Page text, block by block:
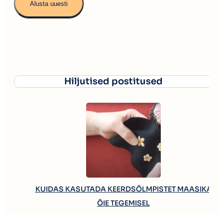
Hiljutised postitused
KUIDAS KASUTADA KEERDSÕLMPISTET MAASIKA
ÕIE TEGEMISEL